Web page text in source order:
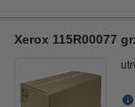
Xerox 115R00077